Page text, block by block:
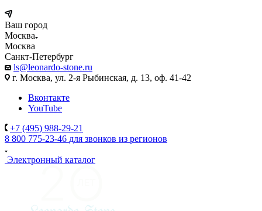
Ваш город
Москва
Москва
Санкт-Петербург
ls@leonardo-stone.ru
г. Москва, ул. 2-я Рыбинская, д. 13, оф. 41-42
Вконтакте
YouTube
+7 (495) 988-29-21
8 800 775-23-46 для звонков из регионов
Электронный каталог